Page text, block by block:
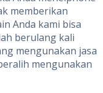
memberikan
Anda kami bisa
berulang kali
mengunakan jasa
mengunakan